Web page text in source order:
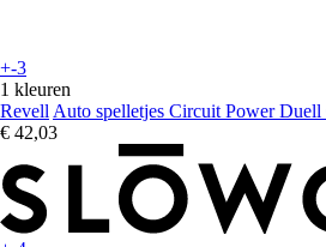
+-3
1 kleuren
Revell Auto spelletjes Circuit Power Duell
€ 42,03